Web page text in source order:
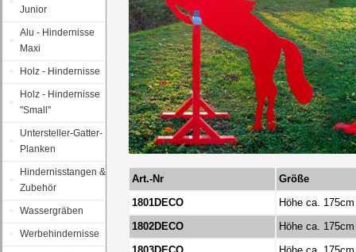
Junior
Alu - Hindernisse
Maxi
Holz - Hindernisse
Holz - Hindernisse
"Small"
Untersteller-Gatter-
Planken
Hindernisstangen &
Zubehör
Wassergräben
Werbehindernisse
Art.-Nr
Größe
1801DECO
Höhe ca. 175cm
1802DECO
Höhe ca. 175cm